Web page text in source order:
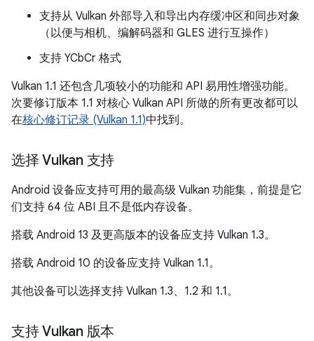
支持从 Vulkan 外部导入和导出内存缓冲区和同步对象
（以便与相机、编解码器和 GLES 进行互操作）
支持 YCbCr 格式
Vulkan 1.1 还包含几项较小的功能和 API 易用性增强功能。
次要修订版本 1.1 对核心 Vulkan API 所做的所有更改都可以
在核心修订记录 (Vulkan 1.1)中找到。
选择 Vulkan 支持
Android 设备应支持可用的最高级 Vulkan 功能集，前提是它
们支持 64 位 ABI 且不是低内存设备。
搭载 Android 13 及更高版本的设备应支持 Vulkan 1.3。
搭载 Android 10 的设备应支持 Vulkan 1.1。
其他设备可以选择支持 Vulkan 1.3、1.2 和 1.1。
支持 Vulkan 版本